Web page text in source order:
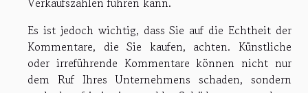
Es ist jedoch wichtig, dass Sie auf die Echtheit der
Kommentare, die Sie kaufen, achten. Künstliche
oder irreführende Kommentare können nicht nur
dem Ruf Ihres Unternehmens schaden, sondern